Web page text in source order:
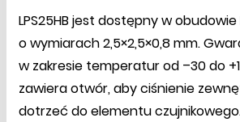
LPS25HB jest dostępny w obudowie
o wymiarach 2,5×2,5×0,8 mm.
w zakresie temperatur od –30 do
zawiera otwór, aby ciśnienie
dotrzeć do elementu